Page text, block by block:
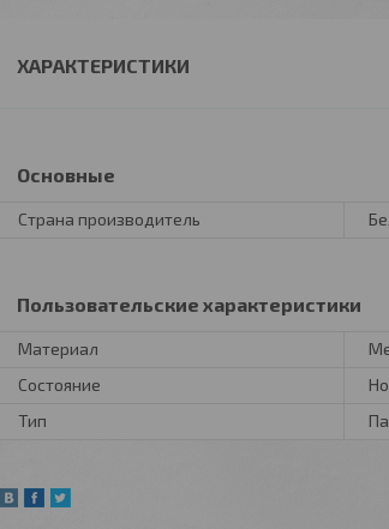
ХАРАКТЕРИСТИКИ
Основные
Страна производитель
Пользовательские характеристики
Материал
Состояние
Тип